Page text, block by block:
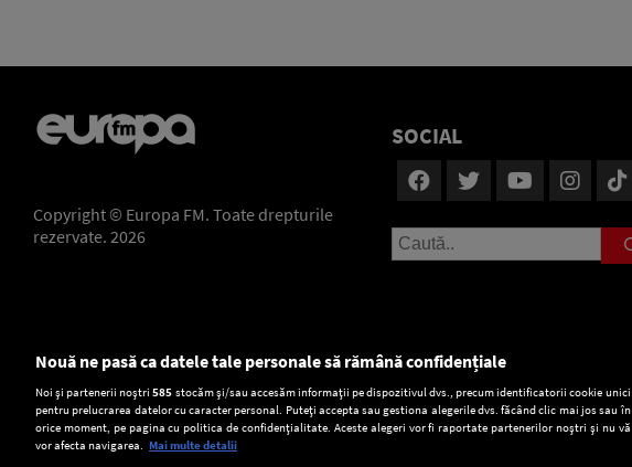
Copyright © Europa FM. Toate drepturile
rezervate. 2026
SOCIAL
Setări:
Dark Mode
Nouă ne pasă ca datele tale personale să rămână confidențiale
Noi și partenerii noștri585 stocăm și/sau accesăm informații pe dispozitivul dvs., precum identificatorii cookie unici
pentru prelucrarea datelor cu caracter personal. Puteți accepta sau gestiona alegerile dvs. făcând clic mai jos sau în
orice moment, pe pagina cu politica de confidențialitate. Aceste alegeri vor fi raportate partenerilor noștri și nu vă
vor afecta navigarea. Mai multe detalii